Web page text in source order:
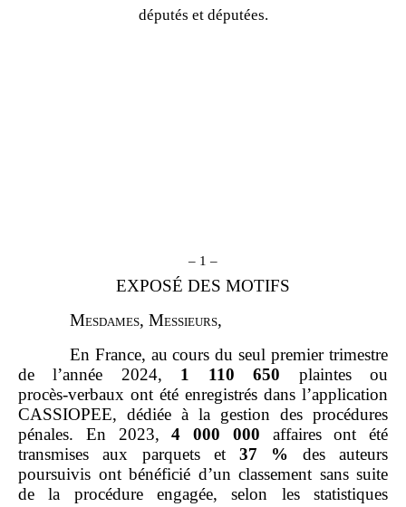
députés et députées.
– 1 –
EXPOSÉ DES MOTIFS
Mesdames, Messieurs,
En France, au cours du seul premier trimestre
de l’année 2024, 1 110 650 plaintes ou
procès‑verbaux ont été enregistrés dans l’application
CASSIOPEE, dédiée à la gestion des procédures
pénales. En 2023,4 000 000 affaires ont été
transmises aux parquets et37 % des auteurs
poursuivis ont bénéficié d’un classement sans suite
de la procédure engagée, selon les statistiques